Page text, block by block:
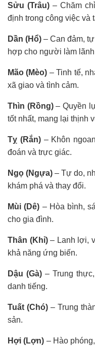
Sửu (Trâu) – Chăm
định trong công việc và
Dần (Hổ) – Can đảm,
hợp cho người làm
Mão (Mèo) – Tinh tế,
xã giao và tình cảm.
Thìn (Rồng)– Quyền
tốt nhất, mang lại thịnh
Tỵ (Rắn)– Khôn
đoán và trực giác.
Ngọ (Ngựa) – Tự do,
khám phá và thay đổi.
Mùi (Dê) – Hòa bình,
cho gia đình.
Thân (Khỉ)– Lanh lợi,
khả năng ứng biến.
Dậu (Gà) – Trung
danh tiếng.
Tuất (Chó)– Trung
sản.
Hợi (Lợn) – Hào